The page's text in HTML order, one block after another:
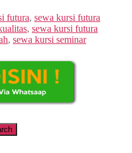
futura, sewa kursi futura
, sewa kursi futura
, sewa kursi seminar